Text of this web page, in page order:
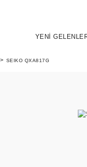
YENİ
SEIKO QXA817G